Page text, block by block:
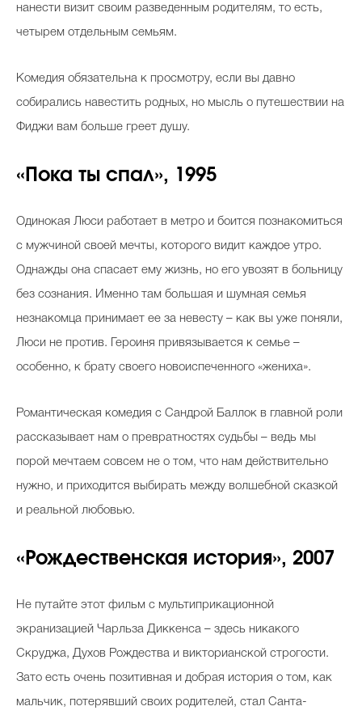
нанести визит своим разведенным родителям, то есть,
четырем отдельным семьям.
Комедия обязательна к просмотру, если вы давно
собирались навестить родных, но мысль о путешествии на
Фиджи вам больше греет душу.
«Пока ты спал», 1995
Одинокая Люси работает в метро и боится познакомиться
с мужчиной своей мечты, которого видит каждое утро.
Однажды она спасает ему жизнь, но его увозят в больницу
без сознания. Именно там большая и шумная семья
незнакомца принимает ее за невесту – как вы уже поняли,
Люси не против. Героиня привязывается к семье –
особенно, к брату своего новоиспеченного «жениха».
Романтическая комедия с Сандрой Баллок в главной роли
рассказывает нам о превратностях судьбы – ведь мы
порой мечтаем совсем не о том, что нам действительно
нужно, и приходится выбирать между волшебной сказкой
и реальной любовью.
«Рождественская история», 2007
Не путайте этот фильм с мультиприкационной
экранизацией Чарльза Диккенса – здесь никакого
Скруджа, Духов Рождества и викторианской строгости.
Зато есть очень позитивная и добрая история о том, как
мальчик, потерявший своих родителей, стал Санта-